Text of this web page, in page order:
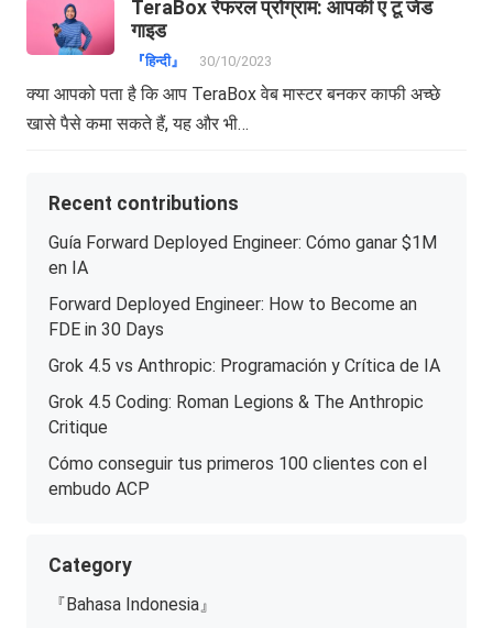
TeraBox रेफरल प्रोग्राम: आपकी ए टू जेड
गाइड
『हिन्दी』 30/10/2023
क्या आपको पता है कि आप TeraBox वेब मास्टर बनकर काफी अच्छे
खासे पैसे कमा सकते हैं, यह और भी…
Recent contributions
Guía Forward Deployed Engineer: Cómo ganar $1M
en IA
Forward Deployed Engineer: How to Become an
FDE in 30 Days
Grok 4.5 vs Anthropic: Programación y Crítica de IA
Grok 4.5 Coding: Roman Legions & The Anthropic
Critique
Cómo conseguir tus primeros 100 clientes con el
embudo ACP
Category
『Bahasa Indonesia』